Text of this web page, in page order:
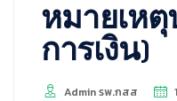
หมายเห
การเงิน)
Admin รพ.กสส